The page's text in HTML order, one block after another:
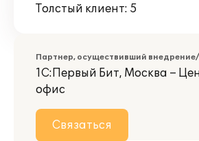
Толстый клиент: 5
Партнер, осуществивший
1С:Первый Бит, Москва –
офис
Связаться